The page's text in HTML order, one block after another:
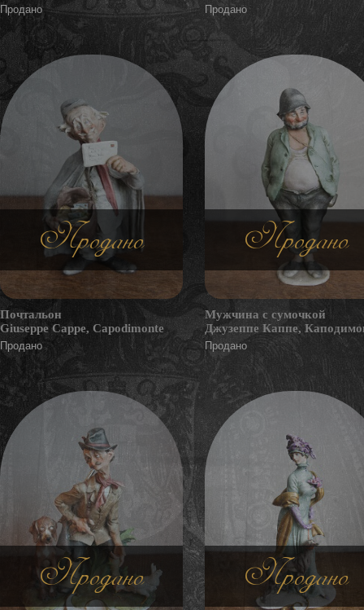
Продано Продано
Продано
Почтальон
Giuseppe Cappe, Capodimonte
Продано
Продано
Мужчина с сумочкой
Джузеппе Каппе,
Продано
Продано Продано